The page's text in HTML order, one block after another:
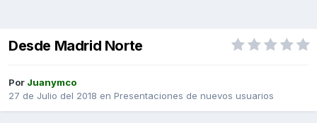
Desde Madrid Norte
Por Juanymco
27 de Julio del 2018 en Presentaciones de nuevos usuarios